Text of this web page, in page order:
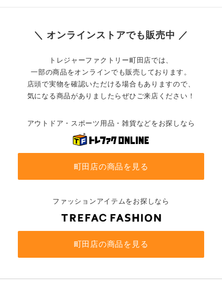
＼ オンラインストアでも販売中 ／
トレジャーファクトリー町田店では、
一部の商品をオンラインでも販売しております。
店頭で実物を確認いただける場合もありますので、
気になる商品がありましたらぜひご来店ください！
アウトドア・スポーツ用品・雑貨などをお探しなら
町田店の商品を見る
ファッションアイテムをお探しなら
町田店の商品を見る